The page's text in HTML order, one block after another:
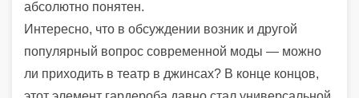
абсолютно понятен.
Интересно, что в обсуждении возник и другой
популярный вопрос современной моды — можно
ли приходить в театр в джинсах? В конце концов,